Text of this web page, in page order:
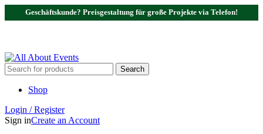
Geschäftskunde? Preisgestaltung für große Projekte via Telefon!
Search
Shop
Login / Register
Sign inCreate an Account